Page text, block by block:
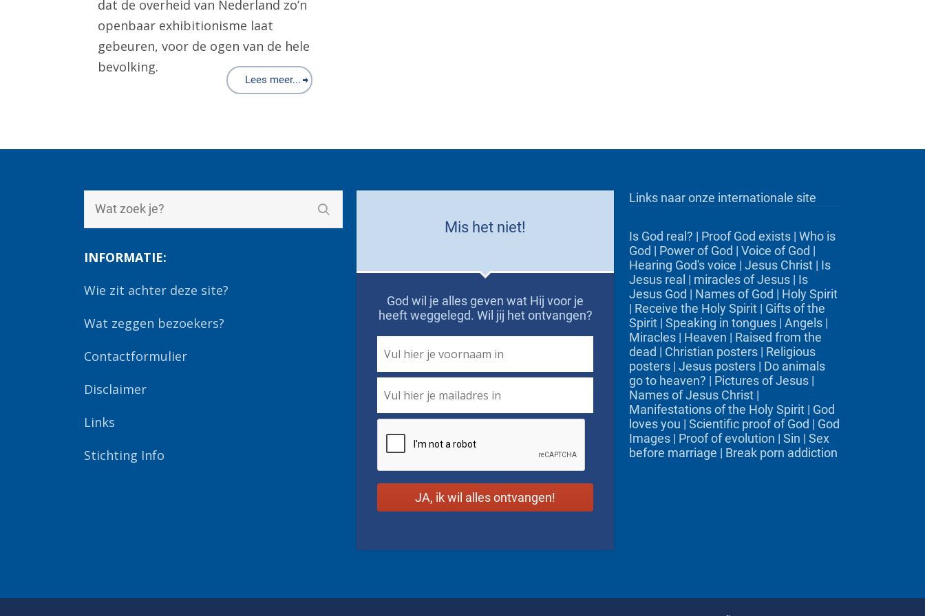
dat de overheid van Nederland zo’n
openbaar exhibitionisme laat
gebeuren, voor de ogen van de hele
bevolking.
Lees meer...
INFORMATIE:
Wie zit achter deze site?
Wat zeggen bezoekers?
Contactformulier
Disclaimer
Links
Stichting Info
Mis het niet!
God wil je alles geven wat Hij voor je
heeft weggelegd. Wil jij het ontvangen?
Name *
Links naar onze internationale site
Is God real? | Proof God exists | Who is
God | Power of God | Voice of God |
Hearing God's voice | Jesus Christ | Is
Jesus real | miracles of Jesus | Is
Jesus God | Names of God | Holy Spirit
| Receive the Holy Spirit | Gifts of the
Spirit | Speaking in tongues | Angels |
Miracles | Heaven | Raised from the
dead | Christian posters | Religious
posters | Jesus posters | Do animals
go to heaven? | Pictures of Jesus |
Names of Jesus Christ |
Manifestations of the Holy Spirit | God
loves you | Scientific proof of God | God
Images | Proof of evolution | Sin | Sex
before marriage | Break porn addiction